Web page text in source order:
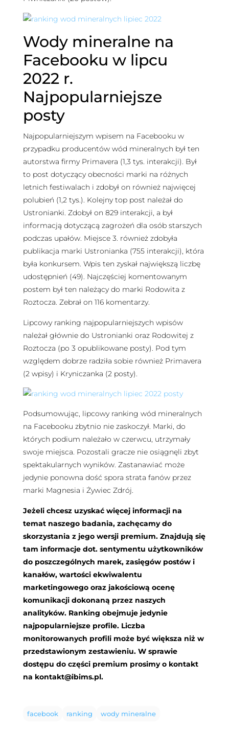
Wody mineralne na
Facebooku w lipcu
2022 r.
Najpopularniejsze
posty
Najpopularniejszym wpisem na Facebooku w
przypadku producentów wód mineralnych był ten
autorstwa firmy Primavera (1,3 tys. interakcji). Był
to post dotyczący obecności marki na różnych
letnich festiwalach i zdobył on również najwięcej
polubień (1,2 tys.). Kolejny top post należał do
Ustronianki. Zdobył on 829 interakcji, a był
informacją dotyczącą zagrożeń dla osób starszych
podczas upałów. Miejsce 3. również zdobyła
publikacja marki Ustronianka (755 interakcji), która
była konkursem. Wpis ten zyskał największą liczbę
udostępnień (49). Najczęściej komentowanym
postem był ten należący do marki Rodowita z
Roztocza. Zebrał on 116 komentarzy.
Lipcowy ranking najpopularniejszych wpisów
należał głównie do Ustronianki oraz Rodowitej z
Roztocza (po 3 opublikowane posty). Pod tym
względem dobrze radziła sobie również Primavera
(2 wpisy) i Kryniczanka (2 posty).
Podsumowując, lipcowy ranking wód mineralnych
na Facebooku zbytnio nie zaskoczył. Marki, do
których podium należało w czerwcu, utrzymały
swoje miejsca. Pozostali gracze nie osiągnęli zbyt
spektakularnych wyników. Zastanawiać może
jedynie ponowna dość spora strata fanów przez
marki Magnesia i Żywiec Zdrój.
Jeżeli chcesz uzyskać więcej informacji na
temat naszego badania, zachęcamy do
skorzystania z jego wersji premium. Znajdują się
tam informacje dot. sentymentu użytkowników
do poszczególnych marek, zasięgów postów i
kanałów, wartości ekwiwalentu
marketingowego oraz jakościową ocenę
komunikacji dokonaną przez naszych
analityków. Ranking obejmuje jedynie
najpopularniejsze profile. Liczba
monitorowanych profili może być większa niż w
przedstawionym zestawieniu. W sprawie
dostępu do części premium prosimy o kontakt
na kontakt@ibims.pl.
facebook ranking wody mineralne